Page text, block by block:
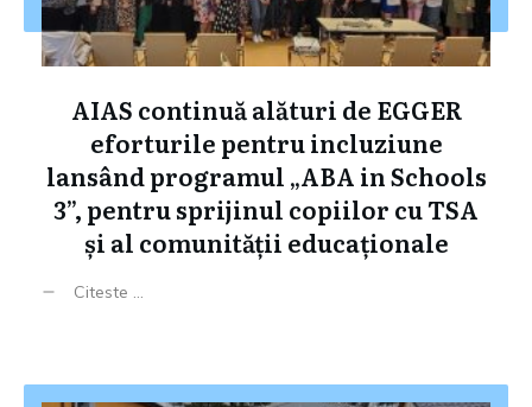
AIAS continuă alături de EGGER
eforturile pentru incluziune
lansând programul „ABA in Schools
3”, pentru sprijinul copiilor cu TSA
și al comunității educaționale
Citeste ...